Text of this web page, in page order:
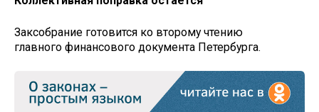
Заксобрание готовится ко второму чтению
главного финансового документа Петербурга.